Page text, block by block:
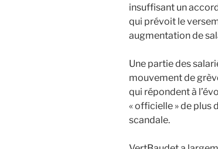
insuffisant un
qui prévoit le
augmentation de
Une partie des
mouvement de
qui répondent à
« officielle » de plus
scandale.